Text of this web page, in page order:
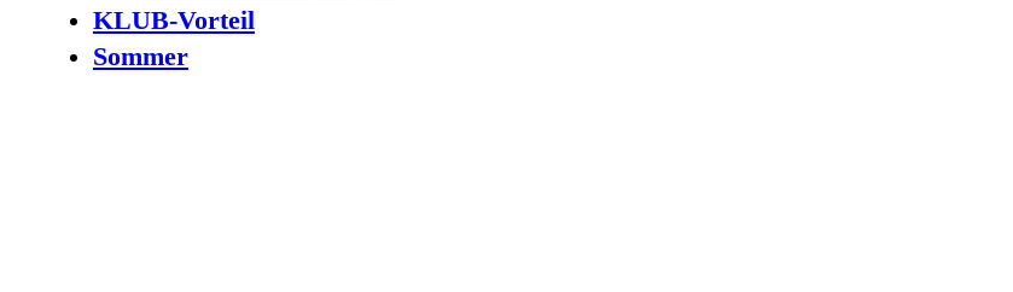
KLUB-Vorteil
Sommer